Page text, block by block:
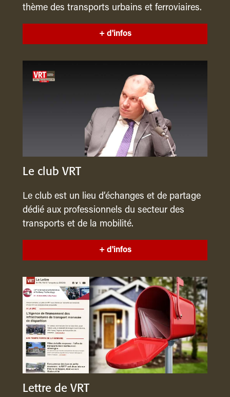
thème des transports urbains et ferroviaires.
+ d'infos
Le club VRT
Le club est un lieu d’échanges et de partage
dédié aux professionnels du secteur des
transports et de la mobilité.
+ d'infos
Lettre de VRT